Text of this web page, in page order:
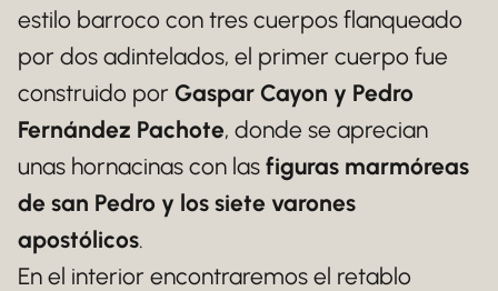
estilo barroco con tres cuerpos flanqueado
por dos adintelados, el primer cuerpo fue
construido por Gaspar Cayon y Pedro
Fernández Pachote, donde se aprecian
unas hornacinas con las figuras marmóreas
de san Pedro y los siete varones
apostólicos.
En el interior encontraremos el retablo